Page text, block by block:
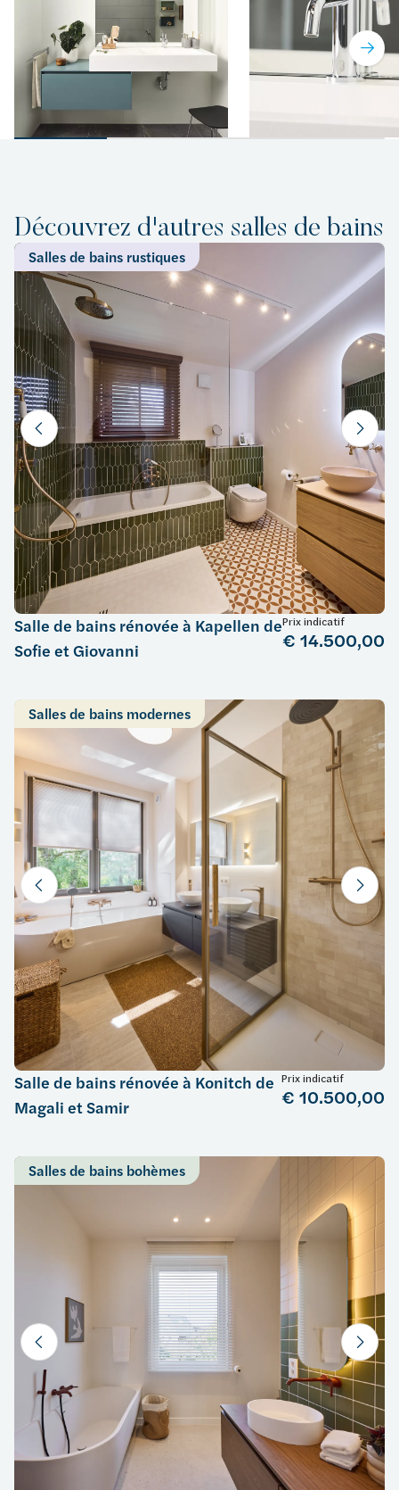
Découvrez d'autres salles de bains
Salles de bains rustiques
Salle de bains rénovée à Kapellen de
Sofie et Giovanni
Prix indicatif
€ 14.500,00
Salles de bains modernes
Salle de bains rénovée à Konitch de
Magali et Samir
Prix indicatif
€ 10.500,00
Salles de bains bohèmes